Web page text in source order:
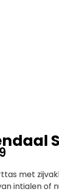
met
intialen of